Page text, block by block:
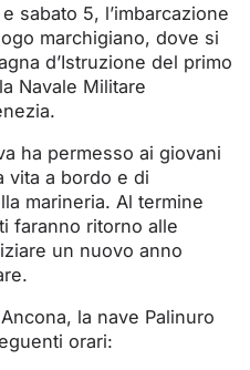
sabato 5, l’imbarcazione
marchigiano, dove si
d’Istruzione del primo
Navale Militare
ha permesso ai giovani
vita a bordo e di
marineria. Al termine
faranno ritorno alle
un nuovo anno
la nave Palinuro
orari: